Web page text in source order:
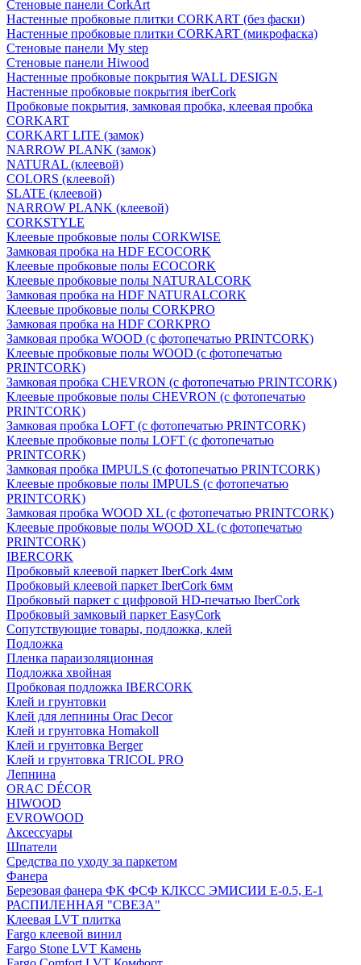
Стеновые панели CorkArt
Настенные пробковые плитки CORKART (без фаски)
Настенные пробковые плитки CORKART (микрофаска)
Стеновые панели My step
Стеновые панели Hiwood
Настенные пробковые покрытия WALL DESIGN
Настенные пробковые покрытия iberCork
Пробковые покрытия, замковая пробка, клеевая пробка
CORKART
CORKART LITE (замок)
NARROW PLANK (замок)
NATURAL (клеевой)
COLORS (клеевой)
SLATE (клеевой)
NARROW PLANK (клеевой)
CORKSTYLE
Клеевые пробковые полы CORKWISE
Замковая пробка на HDF ECOCORK
Клеевые пробковые полы ECOCORK
Клеевые пробковые полы NATURALCORK
Замковая пробка на HDF NATURALCORK
Клеевые пробковые полы CORKPRO
Замковая пробка на HDF CORKPRO
Замковая пробка WOOD (с фотопечатью PRINTCORK)
Клеевые пробковые полы WOOD (с фотопечатью
PRINTCORK)
Замковая пробка CHEVRON (с фотопечатью PRINTCORK)
Клеевые пробковые полы CHEVRON (с фотопечатью
PRINTCORK)
Замковая пробка LOFT (с фотопечатью PRINTCORK)
Клеевые пробковые полы LOFT (с фотопечатью
PRINTCORK)
Замковая пробка IMPULS (с фотопечатью PRINTCORK)
Клеевые пробковые полы IMPULS (с фотопечатью
PRINTCORK)
Замковая пробка WOOD XL (с фотопечатью PRINTCORK)
Клеевые пробковые полы WOOD XL (с фотопечатью
PRINTCORK)
IBERCORK
Пробковый клеевой паркет IberCork 4мм
Пробковый клеевой паркет IberCork 6мм
Пробковый паркет с цифровой HD-печатью IberCork
Пробковый замковый паркет EasyCork
Сопутствующие товары, подложка, клей
Подложка
Пленка параизоляционная
Подложка хвойная
Пробковая подложка IBERCORK
Клей и грунтовки
Клей для лепнины Orac Decor
Клей и грунтовка Homakoll
Клей и грунтовка Berger
Клей и грунтовка TRICOL PRO
Лепнина
ORAC DÉCOR
HIWOOD
EVROWOOD
Аксессуары
Шпатели
Средства по уходу за паркетом
Фанера
Березовая фанера ФК ФСФ КЛКСС ЭМИСИИ Е-0.5, Е-1
РАСПИЛЕННАЯ "СВЕЗА"
Клеевая LVT плитка
Fargo клеевой винил
Fargo Stone LVT Камень